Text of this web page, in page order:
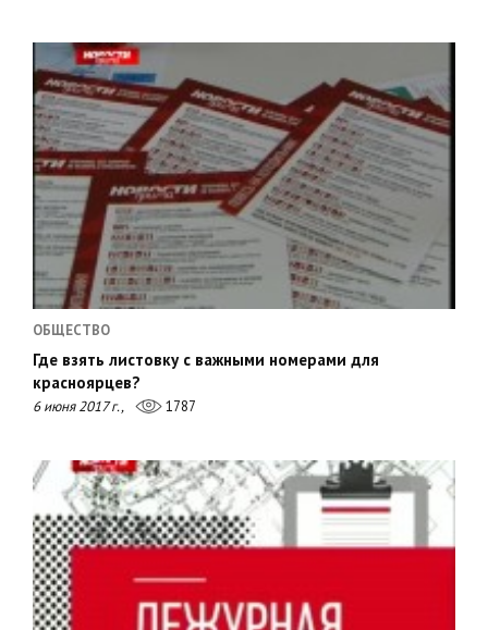
ОБЩЕСТВО
Где взять листовку с важными номерами для
красноярцев?
6 июня 2017 г., 1787